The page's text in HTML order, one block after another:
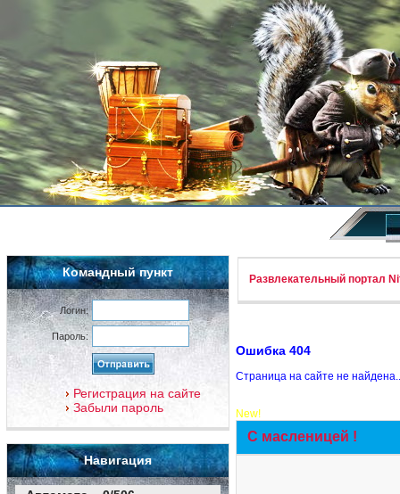
Командный пункт
Логин:
Пароль:
Регистрация на сайте
Забыли пароль
Навигация
Развлекательный портал
Ошибка 404
Страница на сайте не
New!
С масленицей !